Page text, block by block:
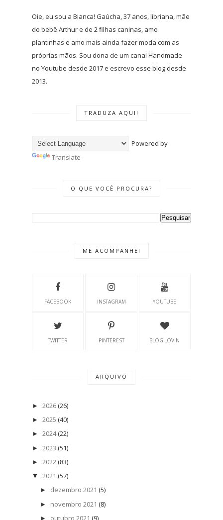
Oie, eu sou a Bianca! Gaúcha, 37 anos, libriana, mãe
do bebê Arthur e de 2 filhas caninas, amo
plantinhas e amo mais ainda fazer moda com as
próprias mãos. Sou dona de um canal Handmade
no Youtube desde 2017 e escrevo esse blog desde
2013.
TRADUZA AQUI!
Powered by
Translate
O QUE VOCÊ PROCURA?
ME ACOMPANHE!
FACEBOOK INSTAGRAM YOUTUBE
TWITTER PINTEREST BLOG'LOVIN
ARQUIVO
► 2026 (26)
► 2025 (40)
► 2024 (22)
► 2023 (51)
► 2022 (83)
▼ 2021 (57)
► dezembro 2021 (5)
► novembro 2021 (8)
► outubro 2021 (9)